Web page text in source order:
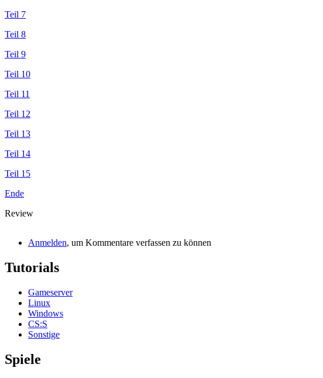
Teil 7
Teil 8
Teil 9
Teil 10
Teil 11
Teil 12
Teil 13
Teil 14
Teil 15
Ende
Review
Anmelden, um Kommentare verfassen zu können
Tutorials
Gameserver
Linux
Windows
CS:S
Sonstige
Spiele